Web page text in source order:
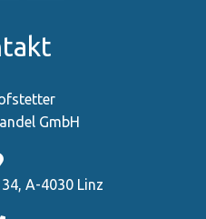
GmbH
A-4030 Linz